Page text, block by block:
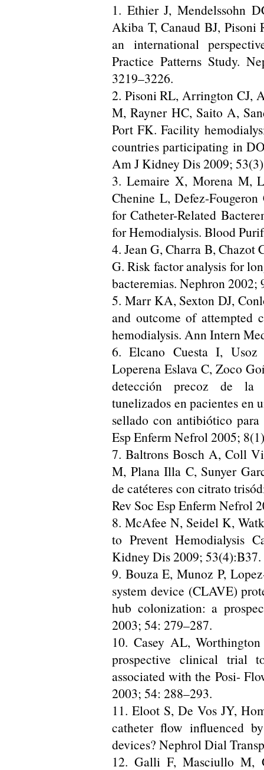
1. Ethier J, Mendelssohn
Akiba T, Canaud BJ, Pisoni
an international
Practice Patterns Study.
3219–3226.
2. Pisoni RL, Arrington CJ,
M, Rayner HC, Saito A,
Port FK. Facility
countries participating in
Am J Kidney Dis 2009;
3. Lemaire X, Morena M,
Chenine L, Defez-
for Catheter-Related
for Hemodialysis. Blood
4. Jean G, Charra B, Chazot
G. Risk factor analysis for
bacteremias. Nephron 2002;
5. Marr KA, Sexton DJ,
and outcome of attempted
hemodialysis. Ann Intern
6. Elcano Cuesta I,
Loperena Eslava C, Zoco
detección precoz de la
tunelizados en pacientes en
sellado con antibiótico
Esp Enferm Nefrol 2005;
7. Baltrons Bosch A, Coll
M, Plana Illa C, Sunyer
de catéteres con citrato
Rev Soc Esp Enferm Nefrol
8. McAfee N, Seidel K,
to Prevent Hemodialysis
Kidney Dis 2009; 53(4):B37.
9. Bouza E, Munoz P,
system device (CLAVE)
hub colonization: a
2003; 54: 279–287.
10. Casey AL,
prospective clinical trial
associated with the Posi-
2003; 54: 288–293.
11. Eloot S, De Vos JY,
catheter flow influenced
devices? Nephrol Dial
12. Galli F, Masciullo M,